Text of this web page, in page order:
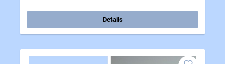
Details